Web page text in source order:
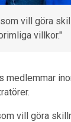
vill göra
villkor."
medlemmar
vill göra